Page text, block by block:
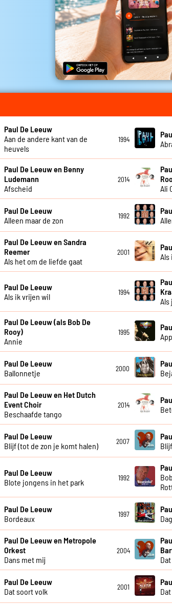
Paul De Leeuw
Aan de andere kant van de
heuvels
1994
Paul De Leeuw en Benny
Ludemann
Afscheid
2014
Ali
Paul De Leeuw
Alleen maar de zon
1992
Paul De Leeuw en Sandra
Reemer
Als het om de liefde gaat
2001
Als
Paul De Leeuw
Als ik vrijen wil
1994
Als
Paul De Leeuw (als Bob De
Rooy)
Annie
1995
Paul De Leeuw
Ballonnetje
2000
Paul De Leeuw en Het Dutch
Event Choir
Beschaafde tango
2014
Paul De Leeuw
Blijf (tot de zon je komt halen)
2007
Paul De Leeuw
Blote jongens in het park
1992
Paul De Leeuw
Bordeaux
1997
Paul De Leeuw en Metropole
Orkest
Dans met mij
2004
Paul De Leeuw
Dat soort volk
2001